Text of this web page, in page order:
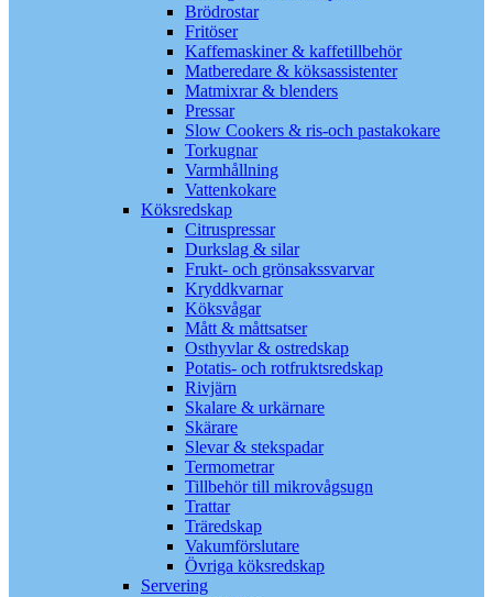
Brödrostar
Fritöser
Kaffemaskiner & kaffetillbehör
Matberedare & köksassistenter
Matmixrar & blenders
Pressar
Slow Cookers & ris-och pastakokare
Torkugnar
Varmhållning
Vattenkokare
Köksredskap
Citruspressar
Durkslag & silar
Frukt- och grönsakssvarvar
Kryddkvarnar
Köksvågar
Mått & måttsatser
Osthyvlar & ostredskap
Potatis- och rotfruktsredskap
Rivjärn
Skalare & urkärnare
Skärare
Slevar & stekspadar
Termometrar
Tillbehör till mikrovågsugn
Trattar
Träredskap
Vakumförslutare
Övriga köksredskap
Servering